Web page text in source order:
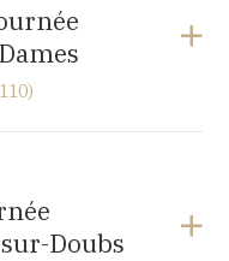
Dames
Doubs